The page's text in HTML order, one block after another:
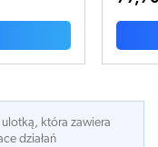
która zawiera
działań